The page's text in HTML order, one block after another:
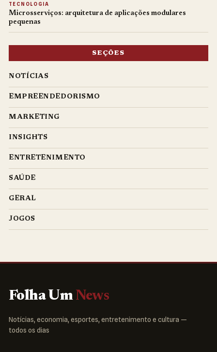
TECNOLOGIA
Microsserviços: arquitetura de aplicações modulares
pequenas
SEÇÕES
NOTÍCIAS
EMPREENDEDORISMO
MARKETING
INSIGHTS
ENTRETENIMENTO
SAÚDE
GERAL
JOGOS
Folha Um News
Notícias, economia, esportes, entretenimento e cultura —
todos os dias